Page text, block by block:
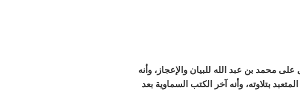
محمد بن عبد الله للبيان والإعجاز، وأنه
بتلاوته، وأنه آخر الكتب السماوية بعد